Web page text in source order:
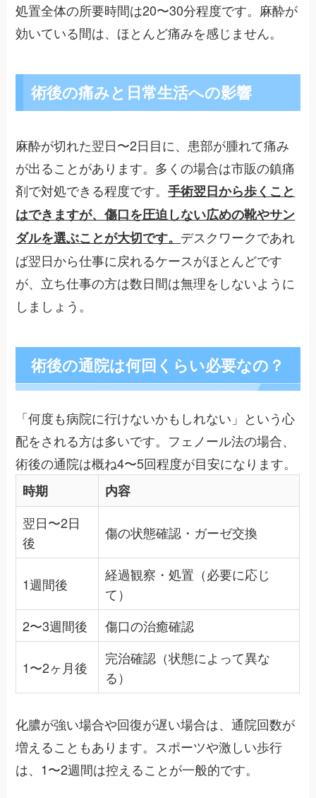
処置全体の所要時間は20〜30分程度です。麻酔が
効いている間は、ほとんど痛みを感じません。
術後の痛みと日常生活への影響
麻酔が切れた翌日〜2日目に、患部が腫れて痛み
が出ることがあります。多くの場合は市販の鎮痛
剤で対処できる程度です。手術翌日から歩くこと
はできますが、傷口を圧迫しない広めの靴やサン
ダルを選ぶことが大切です。 デスクワークであれ
ば翌日から仕事に戻れるケースがほとんどです
が、立ち仕事の方は数日間は無理をしないように
しましょう。
術後の通院は何回くらい必要なの？
「何度も病院に行けないかもしれない」という心
配をされる方は多いです。フェノール法の場合、
術後の通院は概ね4〜5回程度が目安になります。
時期
内容
翌日〜2日
後
傷の状態確認・ガーゼ交換
1週間後
経過観察・処置（必要に応じ
て）
2〜3週間後
傷口の治癒確認
1〜2ヶ月後
完治確認（状態によって異な
る）
化膿が強い場合や回復が遅い場合は、通院回数が
増えることもあります。スポーツや激しい歩行
は、1〜2週間は控えることが一般的です。